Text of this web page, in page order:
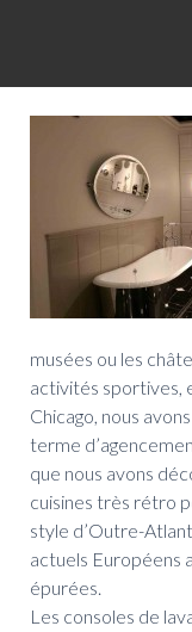
musées ou les
activités sportives,
Chicago, nous
terme
que nous avons
cuisines très rétro
style d’Outre-
actuels Européens
épurées.
Les consoles de